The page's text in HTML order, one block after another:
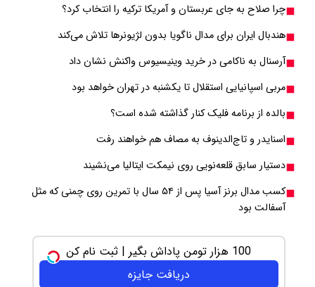
چرا صلاح به جای عربستان و آمریکا ترکیه را انتخاب کرد؟
هندبال ایران برای مدال ناگویا بدون لژیونرها تلاش می‎‌کند
آرسنال به ناکامی در خرید وینیسیوس واکنش نشان داد
مربی اسپانیایی استقلال تا یکشنبه در تهران خواهد بود
بالده از برنامه فلیک کنار گذاشته شده است؟
اسنایدر و تاج‌الدینوف به مصاف هم خواهند رفت
دستیار سابق قلعه‌نویی روی نیمکت ایتالیا می‌نشیند
کسب مدال برنز آسیا پس از ۵۴ سال با تمرین روی چمنی که مثل
آسفالت بود
100 هزار تومن پاداش بگیر | ثبت نام کن
دریافت جایزه